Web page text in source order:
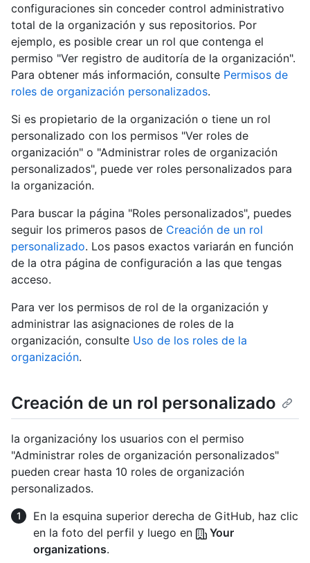
configuraciones sin conceder control administrativo
total de la organización y sus repositorios. Por
ejemplo, es posible crear un rol que contenga el
permiso "Ver registro de auditoría de la organización".
Para obtener más información, consulte Permisos de
roles de organización personalizados.
Si es propietario de la organización o tiene un rol
personalizado con los permisos "Ver roles de
organización" o "Administrar roles de organización
personalizados", puede ver roles personalizados para
la organización.
Para buscar la página "Roles personalizados", puedes
seguir los primeros pasos de Creación de un rol
personalizado. Los pasos exactos variarán en función
de la otra página de configuración a las que tengas
acceso.
Para ver los permisos de rol de la organización y
administrar las asignaciones de roles de la
organización, consulte Uso de los roles de la
organización.
Creación de un rol personalizado
la organizacióny los usuarios con el permiso
"Administrar roles de organización personalizados"
pueden crear hasta 10 roles de organización
personalizados.
En la esquina superior derecha de GitHub, haz clic
en la foto del perfil y luego en
Your
organizations.